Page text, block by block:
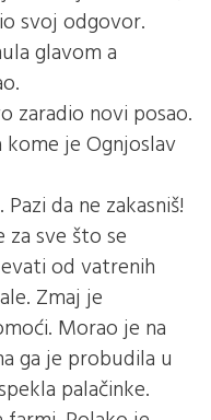
svoj odgovor.
glavom a
zaradio novi posao.
je Ognjoslav
da ne zakasniš!
za sve što se
od vatrenih
Zmaj je
Morao je na
ga je probudila u
palačinke.